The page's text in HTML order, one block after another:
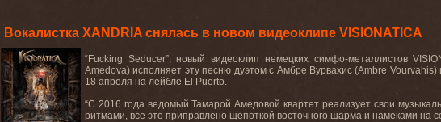
Вокалистка XANDRIA снялась в новом видеоклипе VISIONATICA
“Fucking Seducer”, новый видеоклип немецких симфо-металлистов
Amedova) исполняет эту песню дуэтом с Амбре Вурвахис (Ambre Vourvahis)
18 апреля на лейбле El Puerto.
“С 2016 года ведомый Тамарой Амедовой квартет реализует свои
ритмами, все это приправлено щепоткой восточного шарма и намеками на